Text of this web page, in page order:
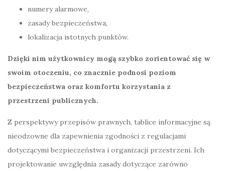
numery alarmowe,
zasady bezpieczeństwa,
lokalizacja istotnych punktów.
Dzięki nim użytkownicy mogą szybko zorientować się w
swoim otoczeniu, co znacznie podnosi poziom
bezpieczeństwa oraz komfortu korzystania z
przestrzeni publicznych.
Z perspektywy przepisów prawnych, tablice informacyjne są
nieodzowne dla zapewnienia zgodności z regulacjami
dotyczącymi bezpieczeństwa i organizacji przestrzeni. Ich
projektowanie uwzględnia zasady dotyczące zarówno